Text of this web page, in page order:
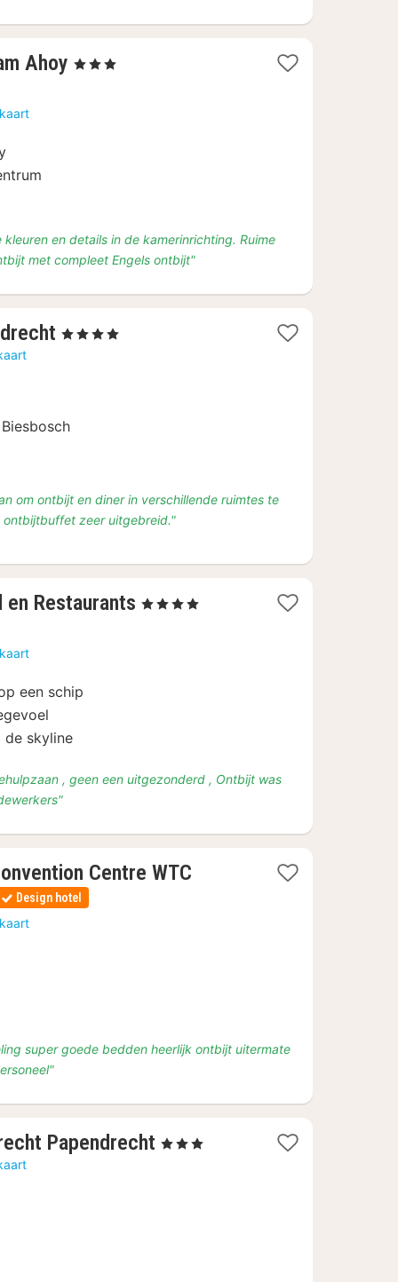
Ahoy 1
, 3 Sterren
en details in de kamerinrichting. Ruime
met compleet Engels ontbijt"
1
99
, 4 Sterren
om ontbijt en diner in verschillende ruimtes te
ontbijtbuffet zeer uitgebreid."
Restaurants 1
, 4 Sterren
een schip
de skyline
, geen een uitgezonderd , Ontbijt was
Centre WTC
Design hotel
super goede bedden heerlijk ontbijt uitermate
Papendrecht 1
, 3 Sterren